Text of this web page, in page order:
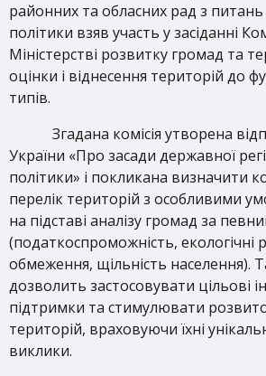
районних та обласних рад з питань
політики взяв участь у засіданні
Міністерстві розвитку громад та
оцінки і віднесення територій до
типів.
Згадана комісія утворена
України «Про засади державної
політики» і покликана визначити
перелік територій з особливими
на підставі аналізу громад за
(податкоспроможність, екологічні
обмеження, щільність населення).
дозволить застосовувати цільові
підтримки та стимулювати
територій, враховуючи їхні
виклики.